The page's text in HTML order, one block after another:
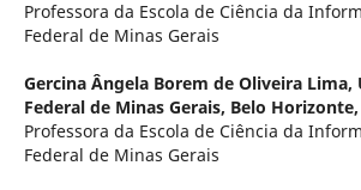
Professora da Escola de Ciência da
Federal de Minas Gerais
Gercina Ângela Borem de Oliveira Lima,
Federal de Minas Gerais, Belo Horizonte,
Professora da Escola de Ciência da
Federal de Minas Gerais